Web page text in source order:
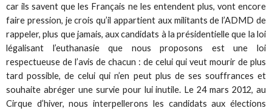
car ils savent que les Français ne les entendent plus, vont encore
faire pression, je crois qu’il appartient aux militants de l’ADMD de
rappeler, plus que jamais, aux candidats à la présidentielle que la loi
légalisant l’euthanasie que nous proposons est une loi
respectueuse de l’avis de chacun : de celui qui veut mourir de plus
tard possible, de celui qui n’en peut plus de ses souffrances et
souhaite abréger une survie pour lui inutile. Le 24 mars 2012, au
Cirque d’hiver, nous interpellerons les candidats aux élections